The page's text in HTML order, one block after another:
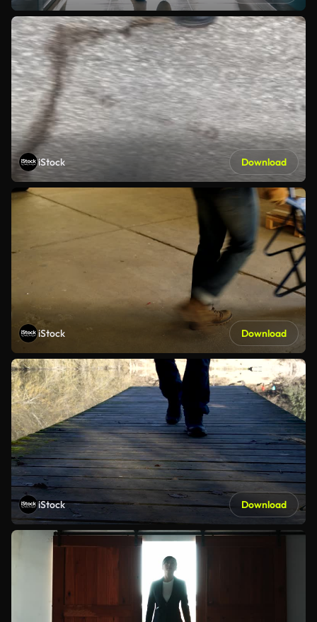
iStock Download
iStock Download
iStock Download